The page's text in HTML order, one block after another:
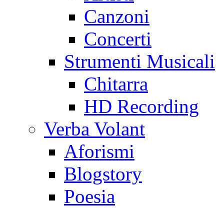
Canzoni
Concerti
Strumenti Musicali
Chitarra
HD Recording
Verba Volant
Aforismi
Blogstory
Poesia